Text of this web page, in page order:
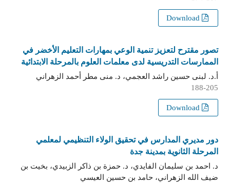
تصور مقترح لتعزيز تنمية الوعي بمهارات التعليم الأخضر في
الممارسات التدريسية لدى معلمات العلوم بالمرحلة الابتدائية
أ.د. لبنى حسين راشد العجمي، د. منى مطر أحمد الزهراني
188-205
دور مديري المدارس في تحقيق الولاء التنظيمي لمعلمي
المرحلة الثانوية بمدينة جدة
د. احمد بن سليمان الفايدي، د. حمزة بن ذاكر الزبيدي، بخيت بن
ضيف الله الزهراني، حامد بن حسين العيسي